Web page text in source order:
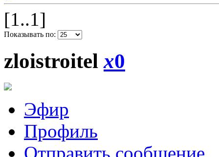
[1..1]
Показывать по:
zloistroitelx0
Эфир
Профиль